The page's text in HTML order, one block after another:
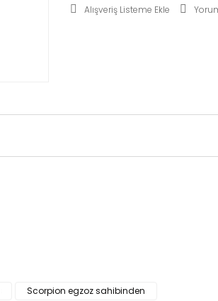
Scorpion egzoz sahibinden